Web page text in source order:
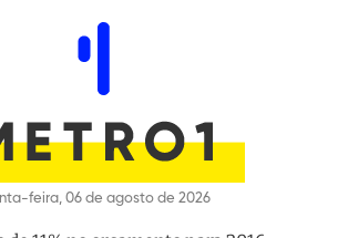
feira, 06 de agosto de 2026